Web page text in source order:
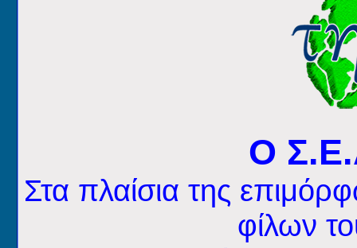
Ο
Στα πλαίσια της
φίλων